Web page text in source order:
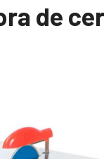
de